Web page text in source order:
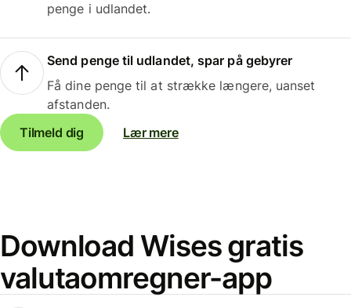
penge i udlandet.
Send penge til udlandet, spar på gebyrer
Få dine penge til at strække længere, uanset
afstanden.
Tilmeld dig
Lær mere
Download Wises gratis
valutaomregner-app